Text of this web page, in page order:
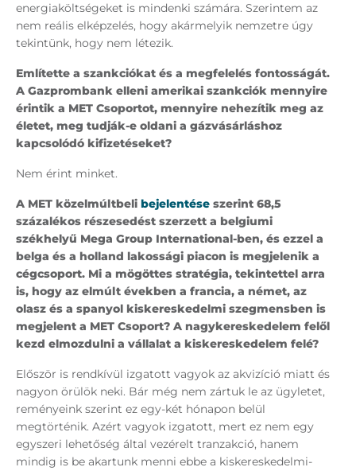
energiaköltségeket is mindenki számára. Szerintem az
nem reális elképzelés, hogy akármelyik nemzetre úgy
tekintünk, hogy nem létezik.
Említette a szankciókat és a megfelelés fontosságát.
A Gazprombank elleni amerikai szankciók mennyire
érintik a MET Csoportot, mennyire nehezítik meg az
életet, meg tudják-e oldani a gázvásárláshoz
kapcsolódó kifizetéseket?
Nem érint minket.
A MET közelmúltbeli bejelentése szerint 68,5
százalékos részesedést szerzett a belgiumi
székhelyű Mega Group International-ben, és ezzel a
belga és a holland lakossági piacon is megjelenik a
cégcsoport. Mi a mögöttes stratégia, tekintettel arra
is, hogy az elmúlt években a francia, a német, az
olasz és a spanyol kiskereskedelmi szegmensben is
megjelent a MET Csoport? A nagykereskedelem felől
kezd elmozdulni a vállalat a kiskereskedelem felé?
Először is rendkívül izgatott vagyok az akvizíció miatt és
nagyon örülök neki. Bár még nem zártuk le az ügyletet,
reményeink szerint ez egy-két hónapon belül
megtörténik. Azért vagyok izgatott, mert ez nem egy
egyszeri lehetőség által vezérelt tranzakció, hanem
mindig is be akartunk menni ebbe a kiskereskedelmi-